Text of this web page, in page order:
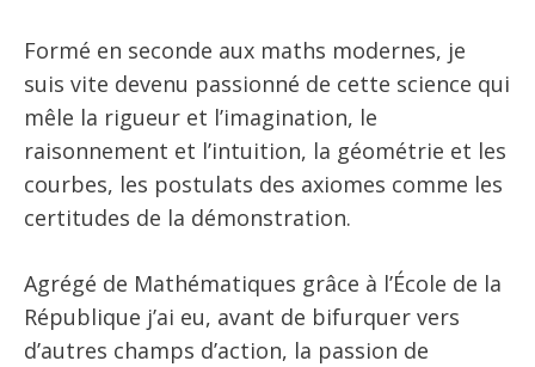
Formé en seconde aux maths modernes, je
suis vite devenu passionné de cette science qui
mêle la rigueur et l’imagination, le
raisonnement et l’intuition, la géométrie et les
courbes, les postulats des axiomes comme les
certitudes de la démonstration.
Agrégé de Mathématiques grâce à l’École de la
République j’ai eu, avant de bifurquer vers
d’autres champs d’action, la passion de